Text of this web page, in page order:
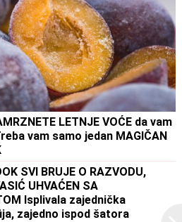
LETNJE VOĆE da vam
vam samo jedan MAGIČAN
SVI BRUJE O RAZVODU,
UHVAĆEN SA
Isplivala zajednička
zajedno ispod šatora